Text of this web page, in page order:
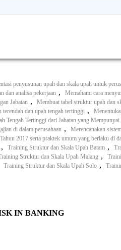
penyusunan upah dan skala upah untuk
dan analisa pekerjaan , Memahami cara
Jabatan , Membuat tabel struktur upah dan
terendah dan upah tengah tertinggi ,
Tengah Tertinggi dari Jabatan yang Mempunyai
di dalam perusahaan , Merencanakan
2017 serta praktek umum yang berlaku di
, Training Struktur dan Skala Upah Batam ,
Struktur dan Skala Upah Malang ,
Training Struktur dan Skala Upah Solo ,
IN BANKING